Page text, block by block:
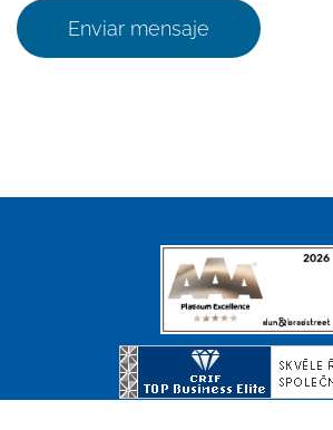
Enviar mensaje